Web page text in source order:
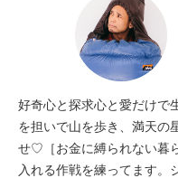
好奇心と探求心と愛だけで
を担いで山を歩き、満天の
せ♡［お金に縛られない暮
入れる作戦を練ってます。